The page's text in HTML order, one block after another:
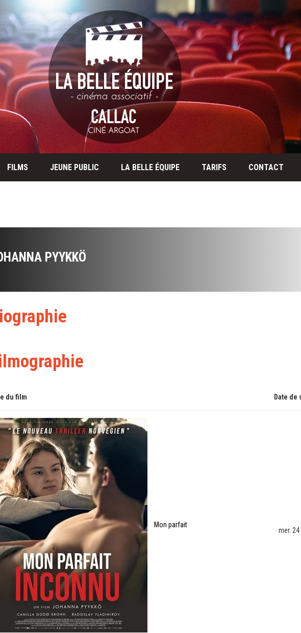
FILMS JEUNE PUBLIC LA BELLE ÉQUIPE TARIFS CONTACT
PYYKKÖ
du film Date de
Mon parfait
mer. 24